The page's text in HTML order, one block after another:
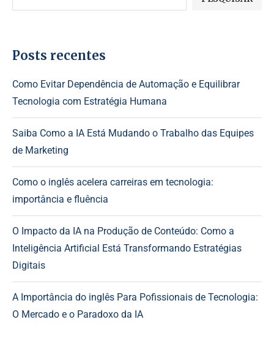
Posts recentes
Como Evitar Dependência de Automação e Equilibrar
Tecnologia com Estratégia Humana
Saiba Como a IA Está Mudando o Trabalho das Equipes
de Marketing
Como o inglês acelera carreiras em tecnologia:
importância e fluência
O Impacto da IA na Produção de Conteúdo: Como a
Inteligência Artificial Está Transformando Estratégias
Digitais
A Importância do inglês Para Pofissionais de Tecnologia:
O Mercado e o Paradoxo da IA